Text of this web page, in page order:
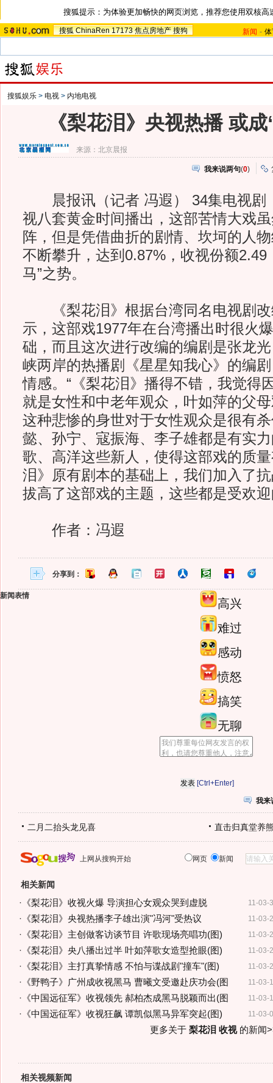
搜狐提示：为体验更加畅快的网页浏览，推荐您使用双核高
搜狐 ChinaRen 17173 焦点房地产 搜狗 新闻 -
搜狐娱乐 > 电视 > 内地电视
《梨花泪》央视热播 或
来源： 北京晨报
我来说两句(0)
晨报讯（记者 冯遐） 34集电视剧
视八套黄金时间播出，这部苦情大戏
阵，但是凭借曲折的剧情、坎坷的人
不断攀升，达到0.87%，收视份额2.49
马”之势。
《梨花泪》根据台湾同名电视剧改
示，这部戏1977年在台湾播出时很火
础，而且这次进行改编的编剧是张龙
峡两岸的热播剧《星星知我心》的编
情感。“《梨花泪》播得不错，我觉得
就是女性和中老年观众，叶如萍的父
这种悲惨的身世对于女性观众是很有
懿、孙宁、寇振海、李子雄都是有实
歌、高洋这些新人，使得这部戏的质
泪》原有剧本的基础上，我们加入了
拔高了这部戏的主题，这些都是受欢迎
作者：冯遐
分享到：
新闻表情
高兴
难过
感动
愤怒
搞笑
无聊
[Ctrl+Enter]
我来
二月二抬头龙见喜 直击归真堂养
上网从搜狗开始 网页 新闻
相关新闻
11-03-
· 《梨花泪》收视火爆 导演担心女观众哭到虚脱
11-03-
· 《梨花泪》央视热播李子雄出演"冯河"受热议
11-03-
· 《梨花泪》主创做客访谈节目 许歌现场亮唱功(图)
11-03-
· 《梨花泪》央八播出过半 叶如萍歌女造型抢眼(图)
11-03-
· 《梨花泪》主打真挚情感 不怕与谍战剧"撞车"(图)
11-03-
· 《野鸭子》广州成收视黑马 曹曦文受邀赴庆功会(图
11-03-
· 《中国远征军》收视领先 郝柏杰成黑马脱颖而出(图
11-03-
· 《中国远征军》收视狂飙 谭凯似黑马异军突起(图)
更多关于 梨花泪 收视的新闻
相关视频新闻